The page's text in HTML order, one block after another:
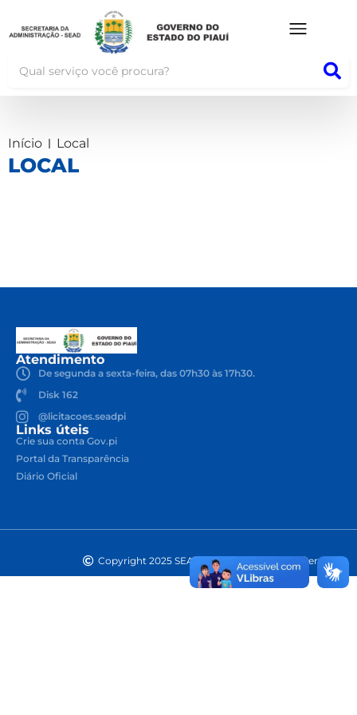
Início Local
LOCAL
Atendimento
De segunda a sexta-feira, das 07h30 às 17h30.
Disk 162
@licitacoes.seadpi
Links úteis
Crie sua conta Gov.pi
Portal da Transparência
Diário Oficial
Copyright 2025 SEAD. Todos os Direitos Reservados.